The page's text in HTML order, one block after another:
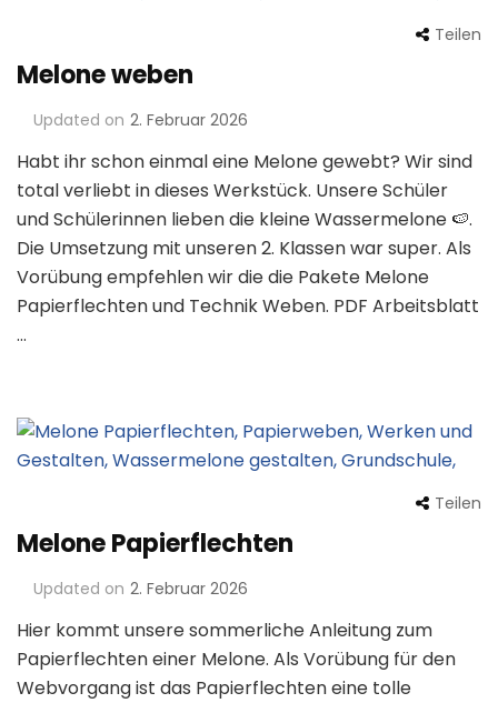
Teilen
Melone weben
Updated on 2. Februar 2026
Habt ihr schon einmal eine Melone gewebt? Wir sind
total verliebt in dieses Werkstück. Unsere Schüler
und Schülerinnen lieben die kleine Wassermelone 🍉.
Die Umsetzung mit unseren 2. Klassen war super. Als
Vorübung empfehlen wir die die Pakete Melone
Papierflechten und Technik Weben. PDF Arbeitsblatt
…
Teilen
Melone Papierflechten
Updated on 2. Februar 2026
Hier kommt unsere sommerliche Anleitung zum
Papierflechten einer Melone. Als Vorübung für den
Webvorgang ist das Papierflechten eine tolle